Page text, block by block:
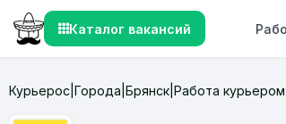
Каталог вакансий
Курьерос Города Брянск Работа